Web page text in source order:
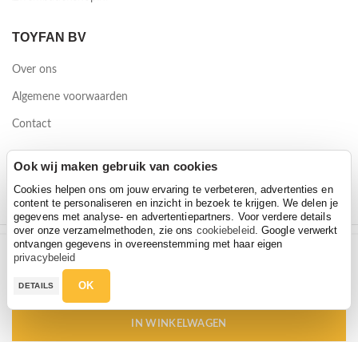
Salta Beschermhoes 366 zwart
€99,00 €
Salta Beschermhoes 366 zwart
€99,00 84,95
IN WINKELWAGEN
TOYFAN BV
Over ons
Algemene voorwaarden
Contact
Ook wij maken gebruik van cookies
Cookies helpen ons om jouw ervaring te verbeteren, advertenties en
content te personaliseren en inzicht in bezoek te krijgen. We delen je
gegevens met analyse- en advertentiepartners. Voor verdere details
over onze verzamelmethoden, zie ons cookiebeleid. Google verwerkt
ontvangen gegevens in overeenstemming met haar eigen
privacybeleid
DETAILS OK